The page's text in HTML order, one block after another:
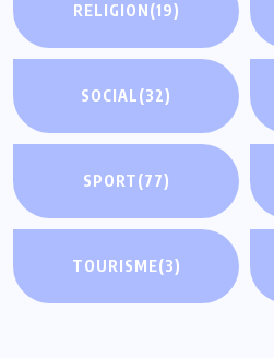
RELIGION(19)
SOCIAL(32)
SPORT(77)
TOURISME(3)